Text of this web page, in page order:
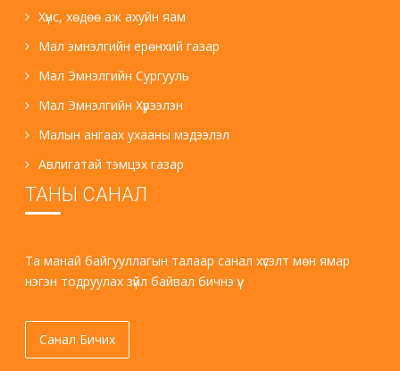
Хүнс, хөдөө аж ахуйн яам
Мал эмнэлгийн ерөнхий газар
Мал Эмнэлгийн Сургууль
Мал Эмнэлгийн Хүрээлэн
Малын ангаах ухааны мэдээлэл
Авлигатай тэмцэх газар
ТАНЫ САНАЛ
Та манай байгууллагын талаар санал хүсэлт мөн ямар
нэгэн тодруулах зүйл байвал бичнэ үү.
Санал Бичих